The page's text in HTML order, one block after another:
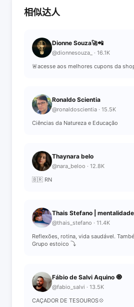
相似达人
Dionne Souza🚀📲
@dionnesouza_ · 16.1K
🚨acesse aos melhores cupons da
Ronaldo Scientia
@ronaldoscientia · 15.5K
Ciências da Natureza e Educação
Thaynara belo
@nara_beloo · 12.8K
🇧🇷 RN
Thais Stefano | mentalidade
@thais_stefano · 11.4K
Reflexões, rotina, vida saudável.
Grupo estoico ⤵️
Fábio de Salvi Aquino 🧿
@fabio_salvi · 13.5K
CAÇADOR DE TESOUROS💠